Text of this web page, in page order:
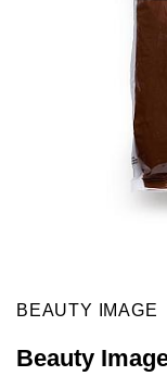
BEAUTY IMAGE
Beauty